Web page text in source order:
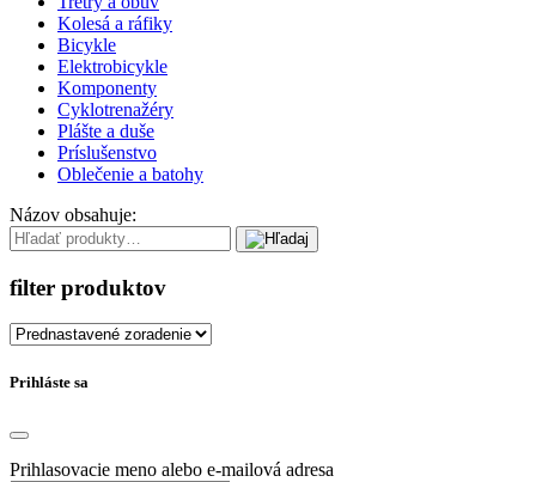
Kolesá a ráfiky
Bicykle
Elektrobicykle
Komponenty
Cyklotrenažéry
Plášte a duše
Príslušenstvo
Oblečenie a batohy
Názov obsahuje:
filter produktov
Prihláste sa
Prihlasovacie meno alebo e-mailová adresa